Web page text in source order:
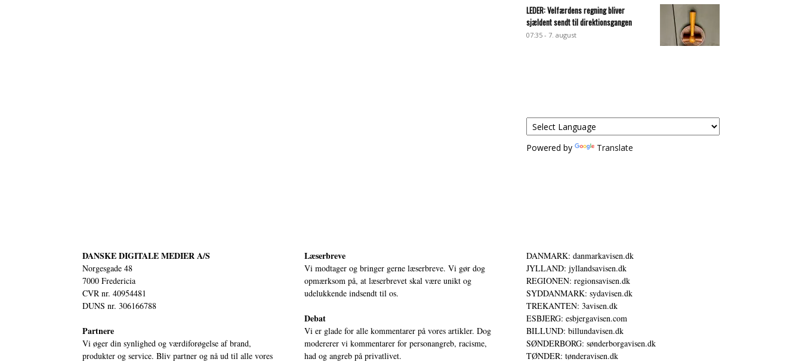
LEDER: Velfærdens regning bliver
sjældent sendt til direktionsgangen
07:35 - 7. august
Powered by Translate
DANSKE DIGITALE MEDIER A/S
Norgesgade 48
7000 Fredericia
CVR nr. 40954481
DUNS nr. 306166788
Partnere
Vi øger din synlighed og værdiforøgelse af brand,
produkter og service. Bliv partner og nå ud til alle vores
Læserbreve
Vi modtager og bringer gerne læserbreve. Vi gør dog
opmærksom på, at læserbrevet skal være unikt og
udelukkende indsendt til os.
Debat
Vi er glade for alle kommentarer på vores artikler. Dog
modererer vi kommentarer for personangreb, racisme,
had og angreb på privatlivet.
DANMARK: danmarkavisen.dk
JYLLAND: jyllandsavisen.dk
REGIONEN: regionsavisen.dk
SYDDANMARK: sydavisen.dk
TREKANTEN: 3avisen.dk
ESBJERG: esbjergavisen.com
BILLUND: billundavisen.dk
SØNDERBORG: sønderborgavisen.dk
TØNDER: tønderavisen.dk